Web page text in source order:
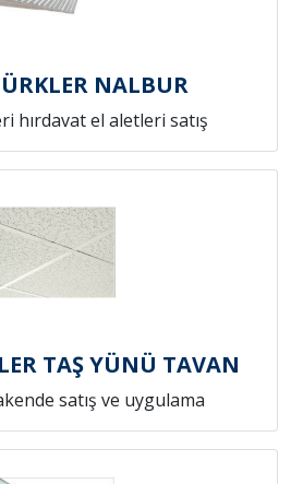
NALBUR
hırdavat el aletleri satış
TAŞ YÜNÜ TAVAN
satış ve uygulama